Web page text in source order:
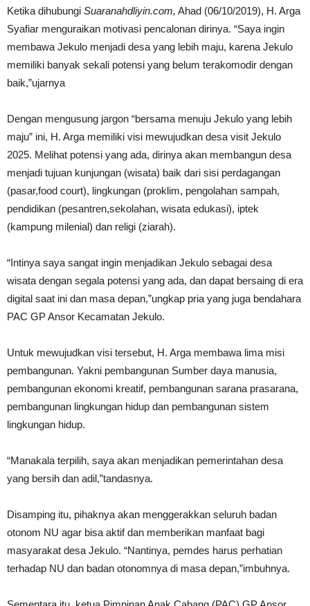
Ketika dihubungi Suaranahdliyin.com, Ahad (06/10/2019), H. Arga
Syafiar menguraikan motivasi pencalonan dirinya. “Saya ingin
membawa Jekulo menjadi desa yang lebih maju, karena Jekulo
memiliki banyak sekali potensi yang belum terakomodir dengan
baik,”ujarnya
Dengan mengusung jargon “bersama menuju Jekulo yang lebih
maju” ini, H. Arga memiliki visi mewujudkan desa visit Jekulo
2025. Melihat potensi yang ada, dirinya akan membangun desa
menjadi tujuan kunjungan (wisata) baik dari sisi perdagangan
(pasar,food court), lingkungan (proklim, pengolahan sampah,
pendidikan (pesantren,sekolahan, wisata edukasi), iptek
(kampung milenial) dan religi (ziarah).
“Intinya saya sangat ingin menjadikan Jekulo sebagai desa
wisata dengan segala potensi yang ada, dan dapat bersaing di era
digital saat ini dan masa depan,”ungkap pria yang juga bendahara
PAC GP Ansor Kecamatan Jekulo.
Untuk mewujudkan visi tersebut, H. Arga membawa lima misi
pembangunan. Yakni pembangunan Sumber daya manusia,
pembangunan ekonomi kreatif, pembangunan sarana prasarana,
pembangunan lingkungan hidup dan pembangunan sistem
lingkungan hidup.
“Manakala terpilih, saya akan menjadikan pemerintahan desa
yang bersih dan adil,”tandasnya.
Disamping itu, pihaknya akan menggerakkan seluruh badan
otonom NU agar bisa aktif dan memberikan manfaat bagi
masyarakat desa Jekulo. “Nantinya, pemdes harus perhatian
terhadap NU dan badan otonomnya di masa depan,”imbuhnya.